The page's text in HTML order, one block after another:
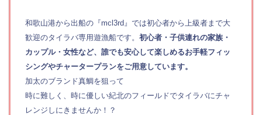
和歌山港から出船の『mcl3rd』では初心者から上級者まで大
歓迎のタイラバ専用遊漁船です。 初心者・子供連れの家族・
カップル・女性など、誰でも安心して楽しめるお手軽フィッ
シングやチャータープランをご用意しています。
加太のブランド真鯛を狙って
時に難しく、時に優しい紀北のフィールドでタイラバにチャ
レンジしにきませんか！？